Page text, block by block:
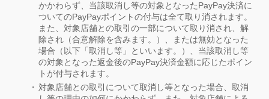
かかわらず、当該取消し等の対象となったPayPay決済に
ついてのPayPayポイントの付与は全て取り消されます。
また、対象店舗との取引の一部について取り消され、解
除され（合意解除を含みます。）、または無効となった
場合（以下「取消し等」といいます。）、当該取消し等
の対象となった返金後のPayPay決済金額に応じたポイン
トが付与されます。
対象店舗との取引について取消し等となった場合、取消